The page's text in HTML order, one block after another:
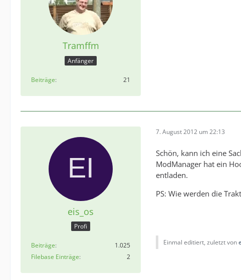
Tramffm
Anfänger
Beiträge 21
eis_os
Profi
Beiträge
1.025
Filebase Einträge
2
7. August 2012 um 22:13
Schön, kann ich eine
ModManager hat ein
entladen.
PS: Wie werden die
Einmal editiert, zuletzt von